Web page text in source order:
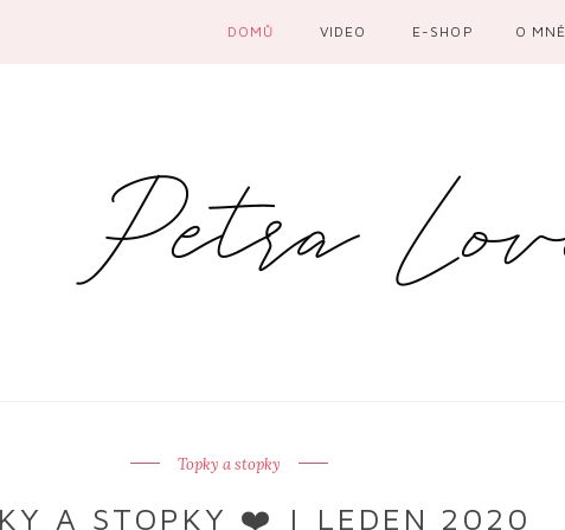
DOMŮ VIDEO E-SHOP O MNĚ
Topky a stopky
A STOPKY ❤️ | LEDEN 2020